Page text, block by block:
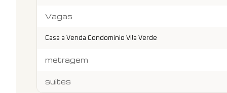
Vagas
Casa a Venda Condominio Vila Verde
metragem
suites